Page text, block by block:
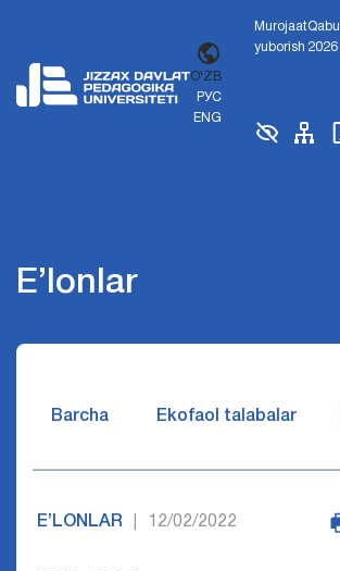
O'ZB
РУС
ENG
Murojaat
yuborish
Qabul
2026
E’lonlar
Barcha Ekofaol talabalar
E’LONLAR 12/02/2022